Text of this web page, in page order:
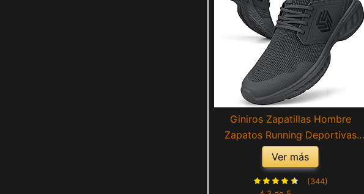
Giniros Zapatillas Hombre
Zapatos Running Deportivas
Bambas Casual Sneakers Deporte
Hombre Correr Jogging Caminar
Gimnasio Fitness Gym Atlético
Ver más
(344)